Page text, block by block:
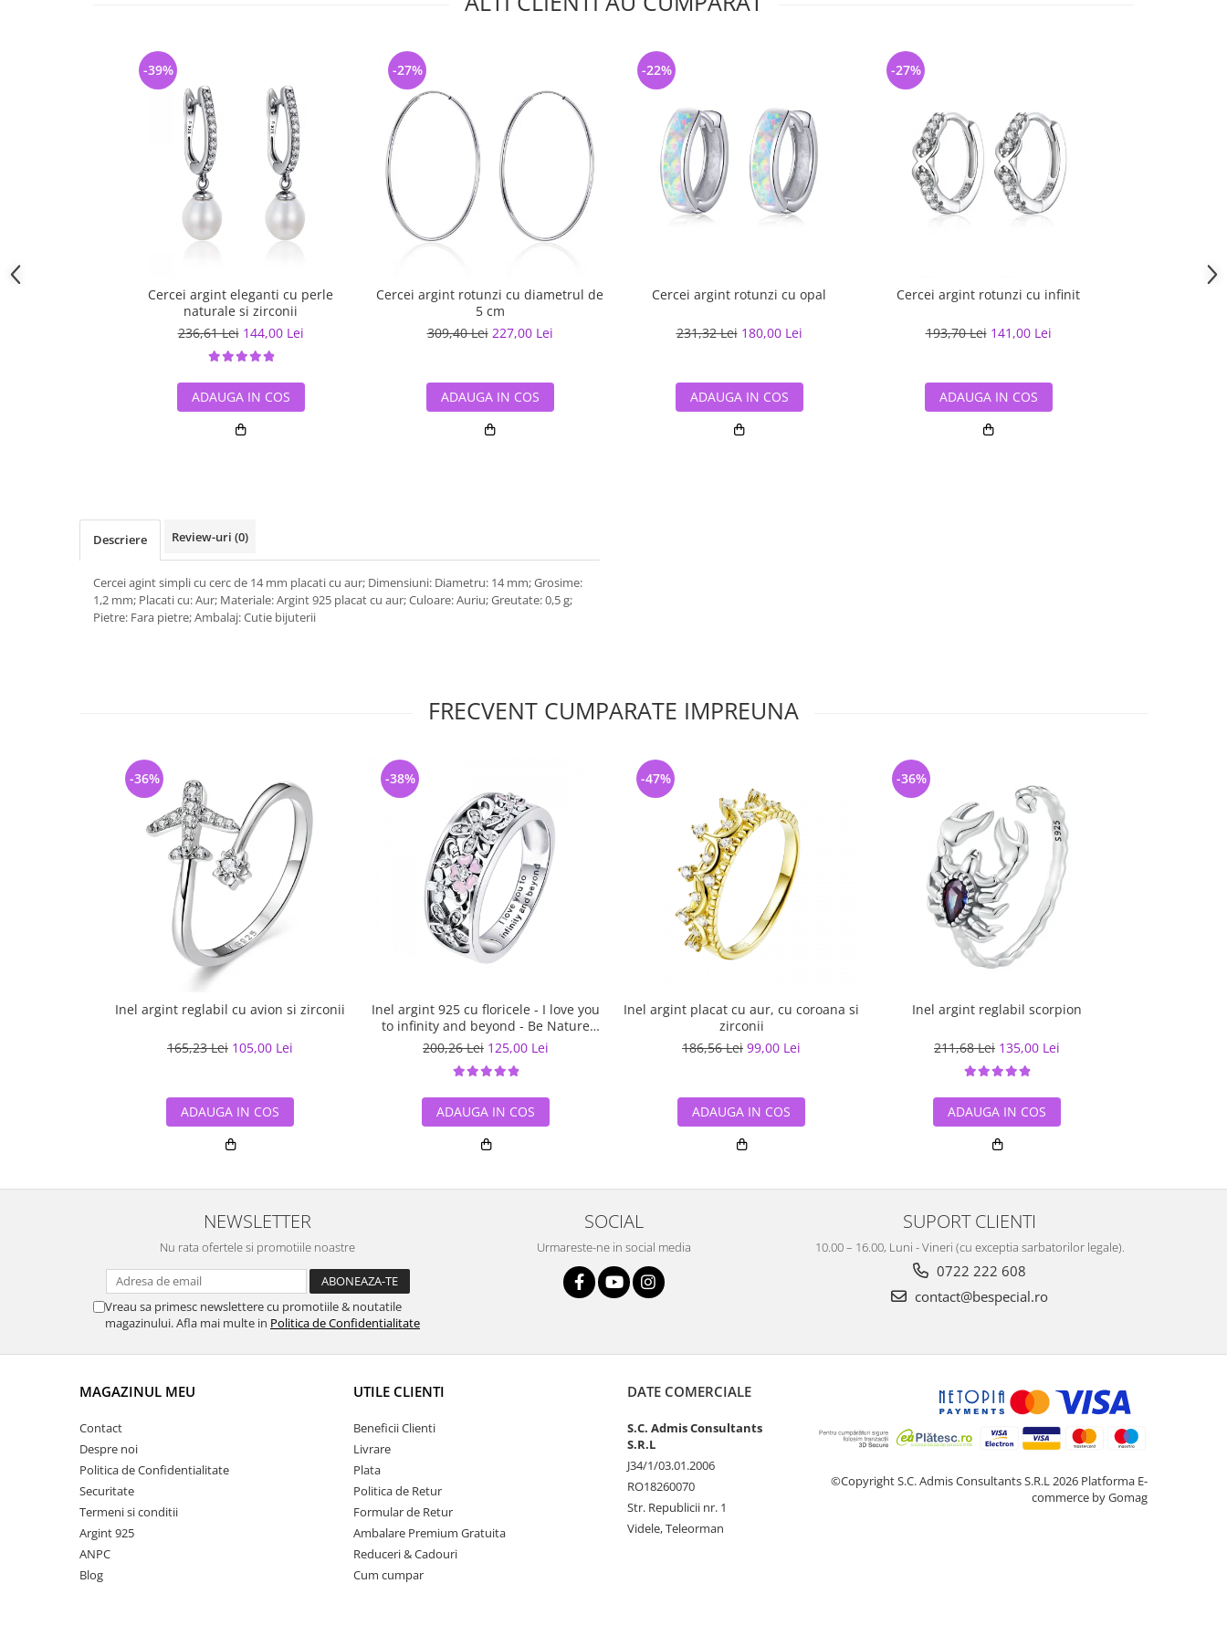
Cercei argint eleganti cu perle
naturale si zirconii
236,61 Lei 144,00 Lei
-39%
ADAUGA IN COS
Cercei argint rotunzi cu diametrul de
5 cm
309,40 Lei 227,00 Lei
-27%
ADAUGA IN COS
Cercei argint rotunzi cu opal
231,32 Lei 180,00 Lei
-22%
ADAUGA IN COS
Cercei argint rotunzi cu infinit
193,70 Lei 141,00 Lei
-27%
ADAUGA IN COS
Descriere Review-uri (0)
Cercei agint simpli cu cerc de 14 mm placati cu aur; Dimensiuni: Diametru: 14 mm; Grosime:
1,2 mm; Placati cu: Aur; Materiale: Argint 925 placat cu aur; Culoare: Auriu; Greutate: 0,5 g;
Pietre: Fara pietre; Ambalaj: Cutie bijuterii
FRECVENT CUMPARATE IMPREUNA
Inel argint reglabil cu avion si zirconii
165,23 Lei 105,00 Lei
-36%
ADAUGA IN COS
Inel argint 925 cu floricele - I love you
to infinity and beyond - Be Nature
IST0055
200,26 Lei 125,00 Lei
-38%
ADAUGA IN COS
Inel argint placat cu aur, cu coroana si
zirconii
186,56 Lei 99,00 Lei
-47%
ADAUGA IN COS
Inel argint reglabil scorpion
211,68 Lei 135,00 Lei
-36%
ADAUGA IN COS
NEWSLETTER
Nu rata ofertele si promotiile noastre
Vreau sa primesc newslettere cu promotiile & noutatile
magazinului. Afla mai multe in Politica de Confidentialitate
SOCIAL
Urmareste-ne in social media
SUPORT CLIENTI
10.00 – 16.00, Luni - Vineri (cu exceptia sarbatorilor legale).
0722 222 608
contact@bespecial.ro
MAGAZINUL MEU
Contact
Despre noi
Politica de Confidentialitate
Securitate
Termeni si conditii
Argint 925
ANPC
Blog
UTILE CLIENTI
Beneficii Clienti
Livrare
Plata
Politica de Retur
Formular de Retur
Ambalare Premium Gratuita
Reduceri & Cadouri
Cum cumpar
DATE COMERCIALE
S.C. Admis Consultants
S.R.L
J34/1/03.01.2006
RO18260070
Str. Republicii nr. 1
Videle, Teleorman
©Copyright S.C. Admis Consultants S.R.L 2026 Platforma E-
commerce by Gomag